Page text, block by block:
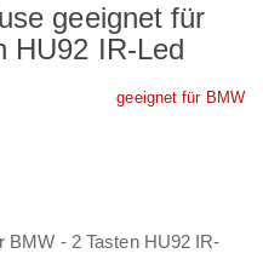
geeignet für
HU92 IR-Led
geeignet für BMW
BMW - 2 Tasten HU92 IR-